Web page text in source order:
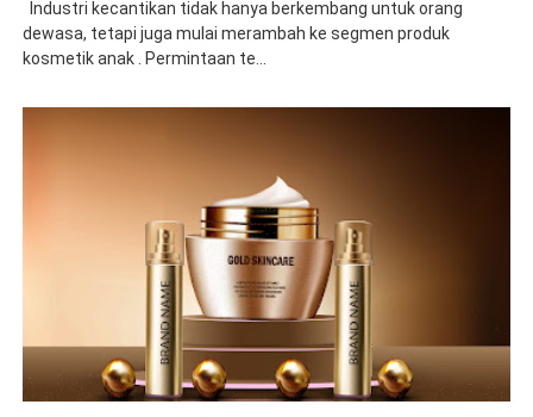
Industri kecantikan tidak hanya berkembang untuk orang
dewasa, tetapi juga mulai merambah ke segmen produk
kosmetik anak . Permintaan te...